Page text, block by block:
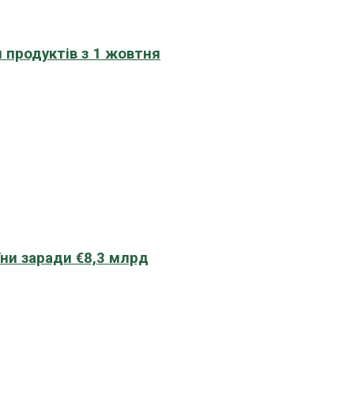
продуктів з 1 жовтня
заради €8,3 млрд